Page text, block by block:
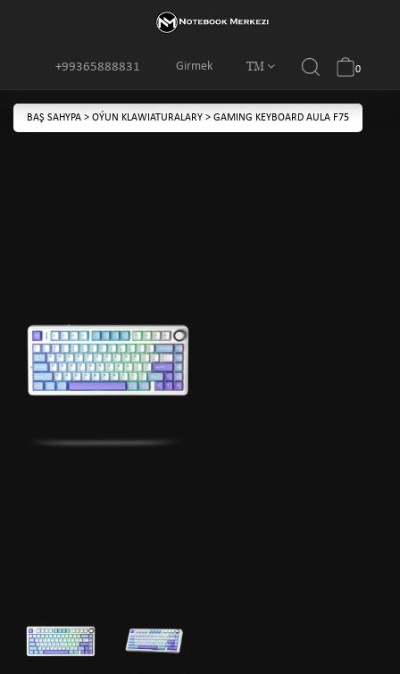
Girmek TM
+99365888831 0
BAŞ SAHYPA > OÝUN KLAWIATURALARY > GAMING KEYBOARD AULA F75